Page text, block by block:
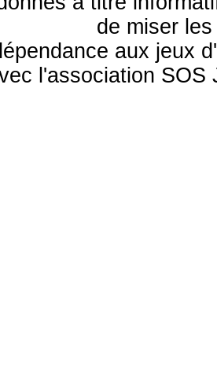
de miser
aux jeux
l'association